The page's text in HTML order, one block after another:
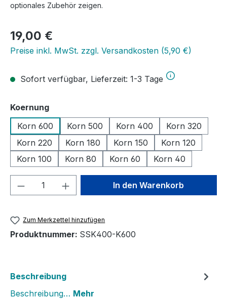
optionales Zubehör zeigen.
Regulärer Preis:
19,00 €
Preise inkl. MwSt. zzgl. Versandkosten (5,90 €)
Sofort verfügbar, Lieferzeit: 1-3 Tage
Koernungauswählen
Korn 600
Korn 500 Korn 400
Korn 320
Korn 220
Korn 180 Korn 150
Korn 120
Korn 100
Korn 80 Korn 60 Korn 40
Produkt Anzahl: Gib denIn den Warenkorb
Zum Merkzettel hinzufügen
Produktnummer: SSK400-K600
Beschreibung
Beschreibung… Mehr